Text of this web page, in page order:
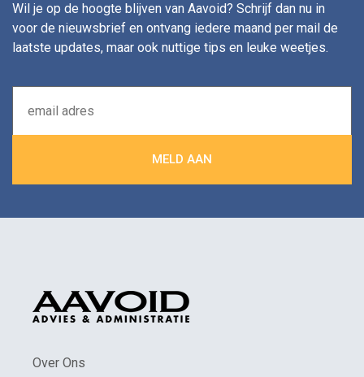
Wil je op de hoogte blijven van Aavoid? Schrijf dan nu in
voor de nieuwsbrief en ontvang iedere maand per mail de
laatste updates, maar ook nuttige tips en leuke weetjes.
Over Ons